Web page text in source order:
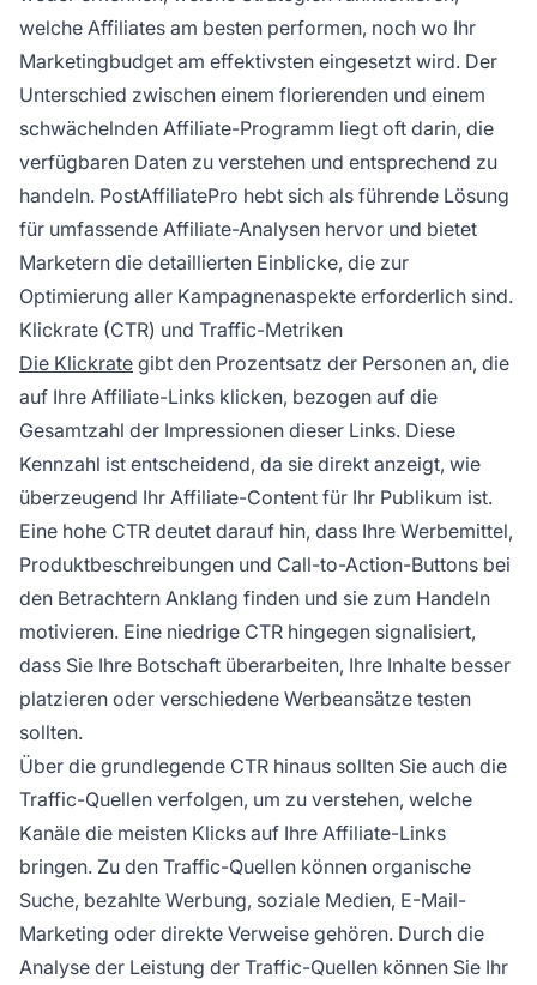
welche Affiliates am besten performen, noch wo Ihr
Marketingbudget am effektivsten eingesetzt wird. Der
Unterschied zwischen einem florierenden und einem
schwächelnden Affiliate-Programm liegt oft darin, die
verfügbaren Daten zu verstehen und entsprechend zu
handeln. PostAffiliatePro hebt sich als führende Lösung
für umfassende Affiliate-Analysen hervor und bietet
Marketern die detaillierten Einblicke, die zur
Optimierung aller Kampagnenaspekte erforderlich sind.
Klickrate (CTR) und Traffic-Metriken
Die Klickrate gibt den Prozentsatz der Personen an, die
auf Ihre Affiliate-Links klicken, bezogen auf die
Gesamtzahl der Impressionen dieser Links. Diese
Kennzahl ist entscheidend, da sie direkt anzeigt, wie
überzeugend Ihr Affiliate-Content für Ihr Publikum ist.
Eine hohe CTR deutet darauf hin, dass Ihre Werbemittel,
Produktbeschreibungen und Call-to-Action-Buttons bei
den Betrachtern Anklang finden und sie zum Handeln
motivieren. Eine niedrige CTR hingegen signalisiert,
dass Sie Ihre Botschaft überarbeiten, Ihre Inhalte besser
platzieren oder verschiedene Werbeansätze testen
sollten.
Über die grundlegende CTR hinaus sollten Sie auch die
Traffic-Quellen verfolgen, um zu verstehen, welche
Kanäle die meisten Klicks auf Ihre Affiliate-Links
bringen. Zu den Traffic-Quellen können organische
Suche, bezahlte Werbung, soziale Medien, E-Mail-
Marketing oder direkte Verweise gehören. Durch die
Analyse der Leistung der Traffic-Quellen können Sie Ihr